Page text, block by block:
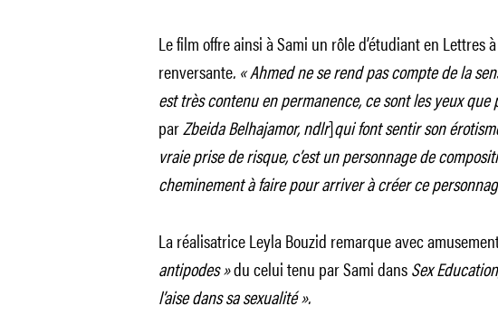
Le film offre ainsi à Sami un rôle d’étudiant en Lettres
renversante. « Ahmed ne se rend pas compte de la
est très contenu en permanence, ce sont les yeux
parZbeida Belhajamor, ndlr]qui font sentir son
vraie prise de risque, c’est un personnage de
cheminement à faire pour arriver à créer ce
La réalisatrice Leyla Bouzid remarque avec
antipodes »du celui tenu par Sami dansSex
l’aise dans sa sexualité ».